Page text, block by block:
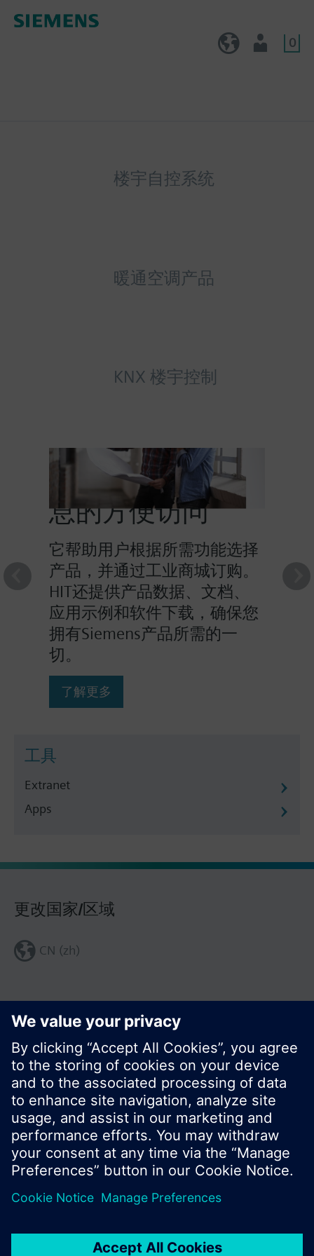
0
楼宇自控系统
暖通空调产品
KNX 楼宇控制
HIT提供对产品信
息的方便访问
它帮助用户根据所需功能选择
产品，并通过工业商城订购。
HIT还提供产品数据、文档、
应用示例和软件下载，确保您
拥有Siemens产品所需的一
切。
了解更多
工具
Extranet
Apps
更改国家/区域
CN (zh)